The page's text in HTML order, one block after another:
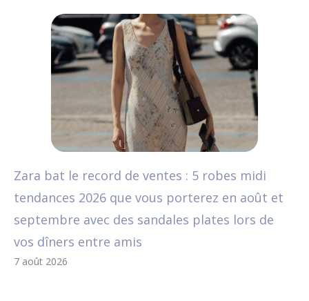
Zara bat le record de ventes : 5 robes midi
tendances 2026 que vous porterez en août et
septembre avec des sandales plates lors de
vos dîners entre amis
7 août 2026